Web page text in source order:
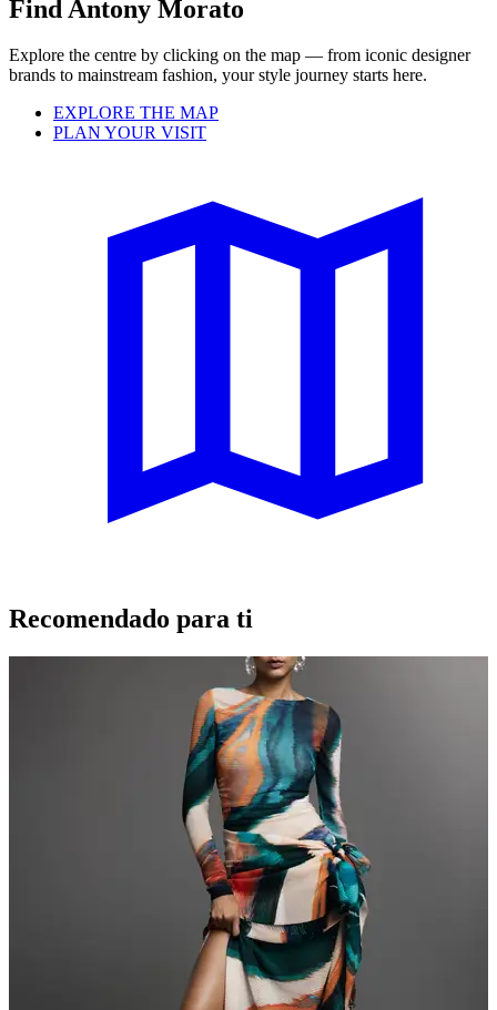
Find Antony Morato
Explore the centre by clicking on the map — from iconic designer
brands to mainstream fashion, your style journey starts here.
EXPLORE THE MAP
PLAN YOUR VISIT
Recomendado para ti